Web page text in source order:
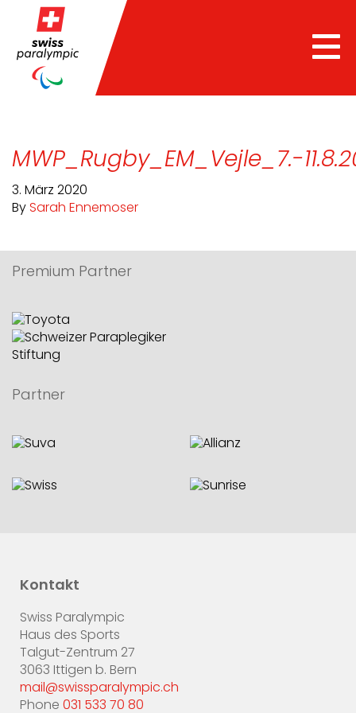
MWP_Rugby_EM_Vejle_7.-
3. März 2020
By Sarah Ennemoser
Premium Partner
Partner
Kontakt
Swiss Paralympic
Haus des Sports
Talgut-Zentrum 27
3063 Ittigen b. Bern
mail@swissparalympic.ch
Phone 031 533 70 80